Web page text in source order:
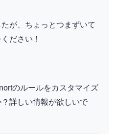
が、ちょっとつまずいて
ださい！
のルールをカスタマイズ
詳しい情報が欲しいで